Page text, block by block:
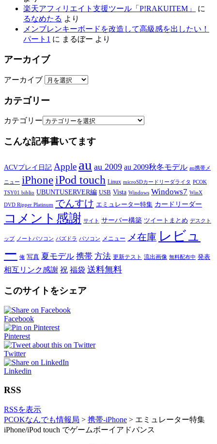
楽天アフィリエイト支援ツール「P!RAKUITEM」
に
るなめたる より
メンブレンキーボードを改造して高級感を出したい！
パート1 に まるぼー より
アーカイブ
アーカイブ
カテゴリー
カテゴリー
こんな記事書いてます
ACVプレイ日記 Apple au au 2009 au 2009秋冬モデル au携帯メ
ニュー iPhoneiPod touch Linux microSDカードリーダライタ PCOK
TSY01 biblio UBUNTUSERVER編 USB Vista Windows Windows7 WinX
DVD Ripper Platinum でんすけ エミュレーター特集 カードリーダー
コメント感謝 サイト サーバー構築 ツイートまとめ デスクト
ップ ノートパソコン パズドラ パソコン メニュー メ在庫 レビュ
ー 俺 写真 夏モデル 携帯 方法 更新テスト 流出画像 無料配布中 発表
相互リンク感謝 祝 福袋 送料無料
このサイトをシェア
Facebook
Pinterest
Twitter
Linkedin
RSS
RSSを表示
PCOKなんでも情報局 > 携帯-iPhone > エミュレーター特集
iPhone/iPod touch でゲームボーイアドバンス